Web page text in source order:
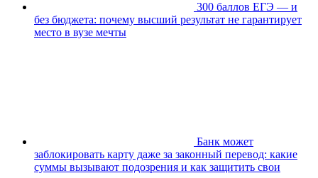
300 баллов ЕГЭ — и
без бюджета: почему высший результат не гарантирует
место в вузе мечты
Банк может
заблокировать карту даже за законный перевод: какие
суммы вызывают подозрения и как защитить свои